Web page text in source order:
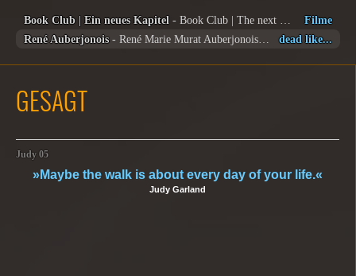
Book Club | Ein neues Kapitel
Filme
René Auberjonois
dead like...
GESAGT
Judy 05
»Maybe the walk is about every day of your life.«
Judy Garland